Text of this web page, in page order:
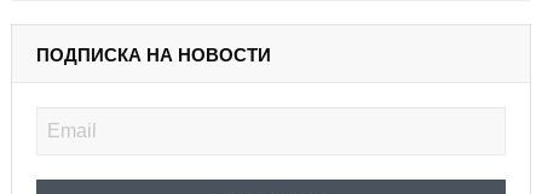
ПОДПИСКА НА НОВОСТИ